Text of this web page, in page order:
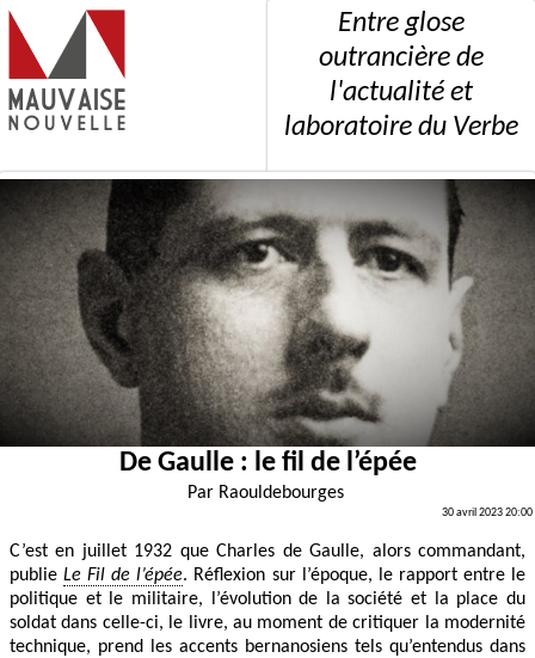
Entre glose
outrancière de
l'actualité et
laboratoire du Verbe
De Gaulle : le fil de l’épée
Par Raouldebourges
30 avril 2023 20:00
C’est en juillet 1932 que Charles de Gaulle, alors commandant,
publieLe Fil de l’épée. Réflexion sur l’époque, le rapport entre le
politique et le militaire, l’évolution de la société et la place du
soldat dans celle-ci, le livre, au moment de critiquer la modernité
technique, prend les accents bernanosiens tels qu’entendus dans